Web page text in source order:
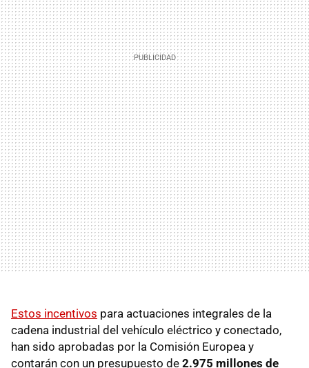
Estos incentivos para actuaciones integrales de la
cadena industrial del vehículo eléctrico y conectado,
han sido aprobadas por la Comisión Europea y
contarán con un presupuesto de 2.975 millones de